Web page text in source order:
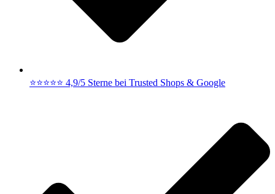
⭐⭐⭐⭐⭐ 4,9/5 Sterne bei Trusted Shops & Google